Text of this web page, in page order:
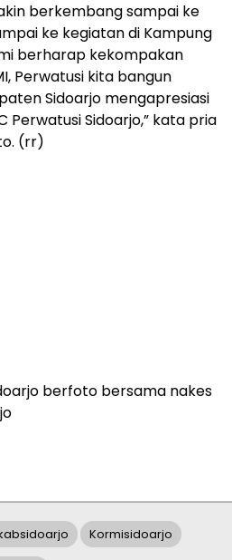
berkembang sampai ke
ke kegiatan di Kampung
berharap kekompakan
Perwatusi kita bangun
Sidoarjo mengapresiasi
Perwatusi Sidoarjo,” kata pria
(rr)
berfoto bersama nakes
Kormisidoarjo